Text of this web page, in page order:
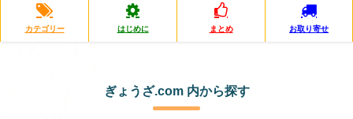
カテゴリー はじめに まとめ お取り寄せ
ぎょうざ.com 内から探す